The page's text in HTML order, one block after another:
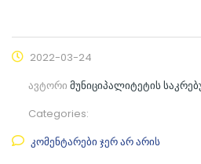
2022-03-24
ავტორი მუნიციპალიტეტის
Categories:
კომენტარები ჯერ არ არის